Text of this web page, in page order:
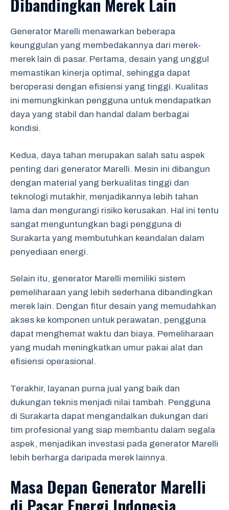
Generator Marelli menawarkan beberapa
keunggulan yang membedakannya dari merek-
merek lain di pasar. Pertama, desain yang unggul
memastikan kinerja optimal, sehingga dapat
beroperasi dengan efisiensi yang tinggi. Kualitas
ini memungkinkan pengguna untuk mendapatkan
daya yang stabil dan handal dalam berbagai
kondisi.
Kedua, daya tahan merupakan salah satu aspek
penting dari generator Marelli. Mesin ini dibangun
dengan material yang berkualitas tinggi dan
teknologi mutakhir, menjadikannya lebih tahan
lama dan mengurangi risiko kerusakan. Hal ini tentu
sangat menguntungkan bagi pengguna di
Surakarta yang membutuhkan keandalan dalam
penyediaan energi.
Selain itu, generator Marelli memiliki sistem
pemeliharaan yang lebih sederhana dibandingkan
merek lain. Dengan fitur desain yang memudahkan
akses ke komponen untuk perawatan, pengguna
dapat menghemat waktu dan biaya. Pemeliharaan
yang mudah meningkatkan umur pakai alat dan
efisiensi operasional.
Terakhir, layanan purna jual yang baik dan
dukungan teknis menjadi nilai tambah. Pengguna
di Surakarta dapat mengandalkan dukungan dari
tim profesional yang siap membantu dalam segala
aspek, menjadikan investasi pada generator Marelli
lebih berharga daripada merek lainnya.
Masa Depan Generator Marelli